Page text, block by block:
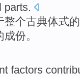
parts.
整个古典体式的
成份。
factors